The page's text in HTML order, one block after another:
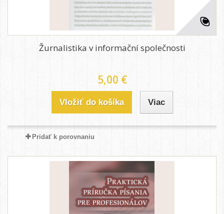
Žurnalistika v informační společnosti
5,00 €
Vložiť do košíka Viac
Pridať k porovnaniu